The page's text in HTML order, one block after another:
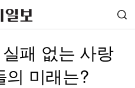
패 없는 사랑
의 미래는?